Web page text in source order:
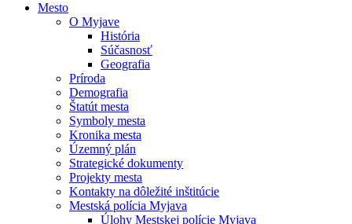
Mesto
O Myjave
História
Súčasnosť
Geografia
Príroda
Demografia
Štatút mesta
Symboly mesta
Kronika mesta
Územný plán
Strategické dokumenty
Projekty mesta
Kontakty na dôležité inštitúcie
Mestská polícia Myjava
Úlohy Mestskej polície Myjava